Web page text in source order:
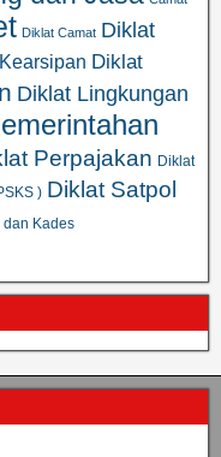
Diklat Camat Diklat
Diklat
Diklat Lingkungan
Perpajakan Diklat
) Diklat Satpol
dan Kades